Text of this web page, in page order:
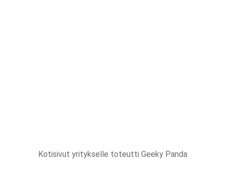
Kotisivut yritykselle toteutti Geeky Panda